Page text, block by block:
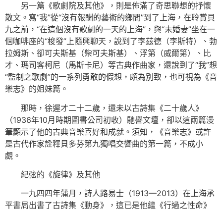
另一篇《歌劇院及其他》，則是佈滿了奇思聯想的抒懷
散文。寫“我”從“沒有報酬的藝術的鄉間”到了上海，在聆賞貝
九之前，“在這個沒有歌劇的一天的上海”，與“未婚妻”坐在一
個咖啡座的“梭發”上隨興聊天，說到了李茲德（李斯特）、勃
拉姆斯、卻可夫斯基（柴可夫斯基）、浮第（威爾第）、比
才、瑪司客柯尼（馬斯卡尼）等古典作曲家，還說到了“我”想
“監制之歌劇”的一系列勇敢的假想，頗為別致，也可視為《音
樂志》的姐妹篇。
那時，徐遲才二十二歲，還未以古詩集《二十歲人》
（1936年10月時期圖書公司初收）馳譽文壇，卻以這兩篇漫
筆顯示了他的古典音樂喜好和成就。須知，《音樂志》或許
是古代作家詮釋貝多芬第九獨唱交響曲的第一篇，不成小
覷。
紀弦的《旋律》及其他
一九四四年蒲月，詩人路易士（1913—2013）在上海承
平書局出書了古詩集《動身》，這已是他繼《行過之性命》